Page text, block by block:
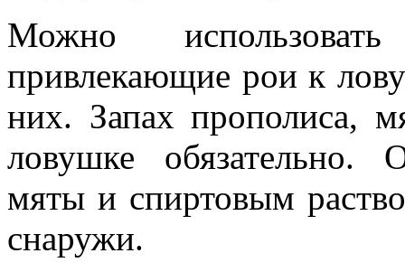
Можно
привлекающие рои к
них. Запах прополиса,
ловушке обязательно.
мяты и спиртовым
снаружи.